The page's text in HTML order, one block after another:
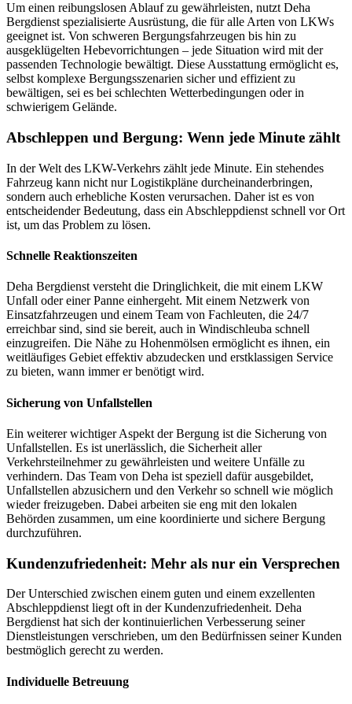
Um einen reibungslosen Ablauf zu gewährleisten, nutzt Deha
Bergdienst spezialisierte Ausrüstung, die für alle Arten von LKWs
geeignet ist. Von schweren Bergungsfahrzeugen bis hin zu
ausgeklügelten Hebevorrichtungen – jede Situation wird mit der
passenden Technologie bewältigt. Diese Ausstattung ermöglicht es,
selbst komplexe Bergungsszenarien sicher und effizient zu
bewältigen, sei es bei schlechten Wetterbedingungen oder in
schwierigem Gelände.
Abschleppen und Bergung: Wenn jede Minute zählt
In der Welt des LKW-Verkehrs zählt jede Minute. Ein stehendes
Fahrzeug kann nicht nur Logistikpläne durcheinanderbringen,
sondern auch erhebliche Kosten verursachen. Daher ist es von
entscheidender Bedeutung, dass ein Abschleppdienst schnell vor Ort
ist, um das Problem zu lösen.
Schnelle Reaktionszeiten
Deha Bergdienst versteht die Dringlichkeit, die mit einem LKW
Unfall oder einer Panne einhergeht. Mit einem Netzwerk von
Einsatzfahrzeugen und einem Team von Fachleuten, die 24/7
erreichbar sind, sind sie bereit, auch in Windischleuba schnell
einzugreifen. Die Nähe zu Hohenmölsen ermöglicht es ihnen, ein
weitläufiges Gebiet effektiv abzudecken und erstklassigen Service
zu bieten, wann immer er benötigt wird.
Sicherung von Unfallstellen
Ein weiterer wichtiger Aspekt der Bergung ist die Sicherung von
Unfallstellen. Es ist unerlässlich, die Sicherheit aller
Verkehrsteilnehmer zu gewährleisten und weitere Unfälle zu
verhindern. Das Team von Deha ist speziell dafür ausgebildet,
Unfallstellen abzusichern und den Verkehr so schnell wie möglich
wieder freizugeben. Dabei arbeiten sie eng mit den lokalen
Behörden zusammen, um eine koordinierte und sichere Bergung
durchzuführen.
Kundenzufriedenheit: Mehr als nur ein Versprechen
Der Unterschied zwischen einem guten und einem exzellenten
Abschleppdienst liegt oft in der Kundenzufriedenheit. Deha
Bergdienst hat sich der kontinuierlichen Verbesserung seiner
Dienstleistungen verschrieben, um den Bedürfnissen seiner Kunden
bestmöglich gerecht zu werden.
Individuelle Betreuung